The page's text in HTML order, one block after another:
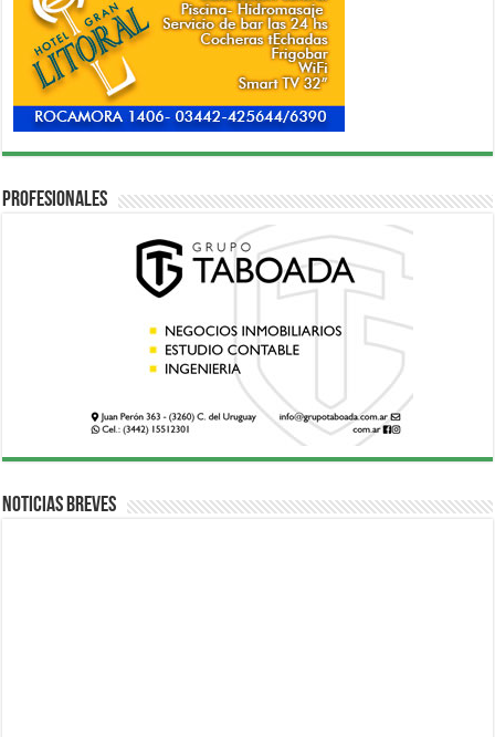
Profesionales
Noticias breves